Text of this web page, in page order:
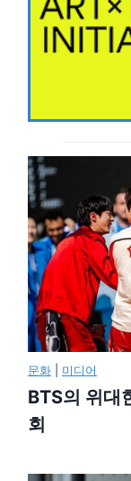
문화 미디어
BTS의 위대
회